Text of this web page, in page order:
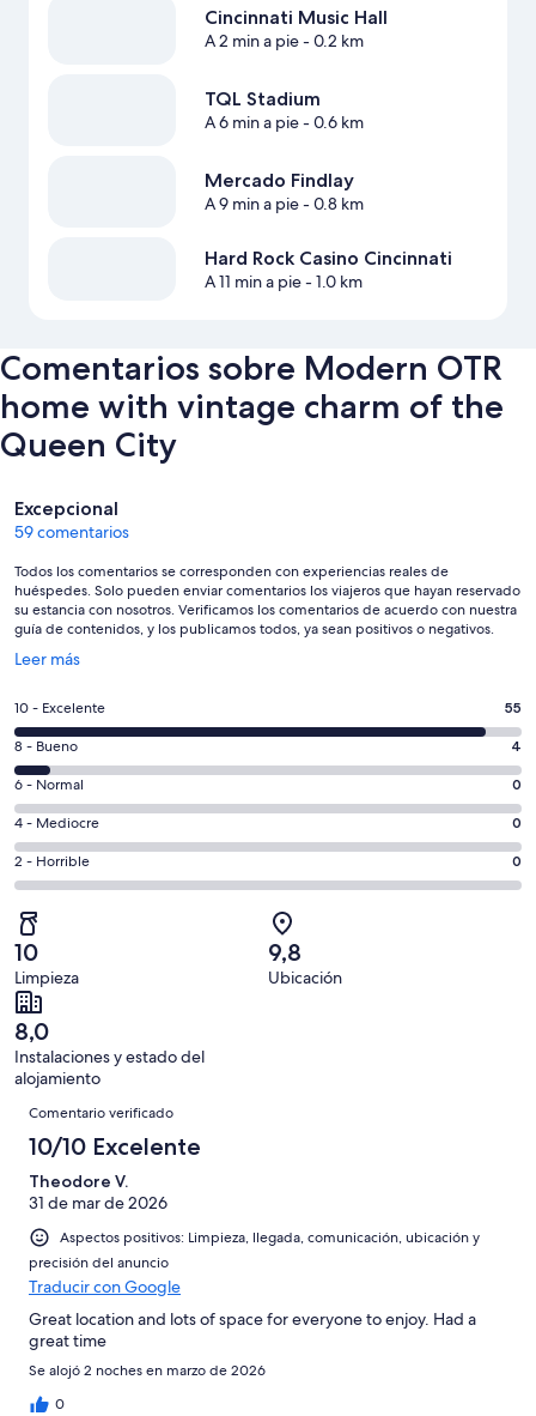
Cincinnati Music Hall
A 2 min a pie- 0.2 km
TQL Stadium
A 6 min a pie- 0.6 km
Mercado Findlay
A 9 min a pie- 0.8 km
Hard Rock Casino Cincinnati
A 11 min a pie- 1.0 km
Comentarios sobre Modern OTR
home with vintage charm of the
Queen City
Comentarios
Excepcional
59 comentarios
Todos los comentarios se corresponden con experiencias reales de
huéspedes. Solo pueden enviar comentarios los viajeros que hayan reservado
su estancia con nosotros. Verificamos los comentarios de acuerdo con nuestra
guía de contenidos, y los publicamos todos, ya sean positivos o negativos.
Leer más
Se
en
una
ventana
nueva
55
comentarios
de
un
total
de
59
con
una
puntuación
de
10
-
Excelente
10 - Excelente 55
4
comentarios
de
un
total
de
con
una
puntuación
de
8
-
Bueno
8 - Bueno 4
0
comentarios
de
un
total
de
59
con
una
puntuación
de
6
-
Normal
6 - Normal 0
0
comentarios
de
total
de
59
con
una
puntuación
de
Mediocre
4 - Mediocre 0
0
comentarios
de
un
total
de
59
con
una
puntuación
de
Horrible
2 - Horrible 0
10
Limpieza
9,8
Ubicación
8,0
Instalaciones y estado del
alojamiento
Comentarios
Comentario verificado
10/10 Excelente
Theodore V.
31 de mar de 2026
Aspectos positivos: Limpieza, llegada, comunicación, ubicación y
precisión del anuncio
Traducir con Google
Great location and lots of space for everyone to enjoy. Had a
great time
Se alojó 2 noches en marzo de 2026
0